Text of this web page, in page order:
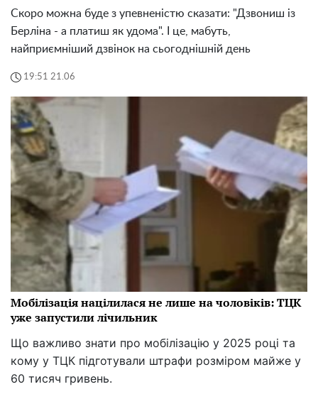
Скоро можна буде з упевненістю сказати: "Дзвониш із
Берліна - а платиш як удома". І це, мабуть,
найприємніший дзвінок на сьогоднішній день
19:51 21.06
Мобілізація націлилася не лише на чоловіків: ТЦК
уже запустили лічильник
Що важливо знати про мобілізацію у 2025 році та
кому у ТЦК підготували штрафи розміром майже у
60 тисяч гривень.